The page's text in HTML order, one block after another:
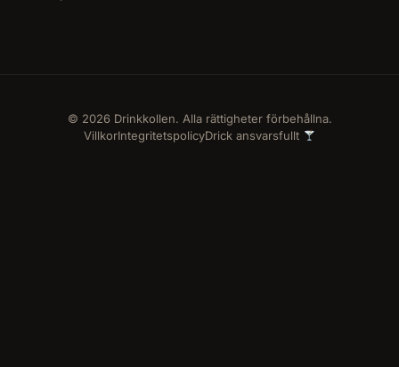
VillkorIntegritetspolicyDrick ansvarsfullt
© 2026 Drinkkollen. Alla rättigheter förbehållna.